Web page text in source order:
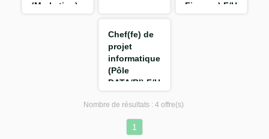
(Marketing)
Opérationnelle
Exploitation
F/H
Finance) F/H
Chef(fe) de
projet
informatique
(Pôle
DATA/BI) F/H
Nombre de résultats : 4 offre(s)
1